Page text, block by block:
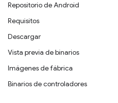
Repositorio de Android
Requisitos
Descargar
Vista previa de binarios
Imágenes de fábrica
Binarios de controladores